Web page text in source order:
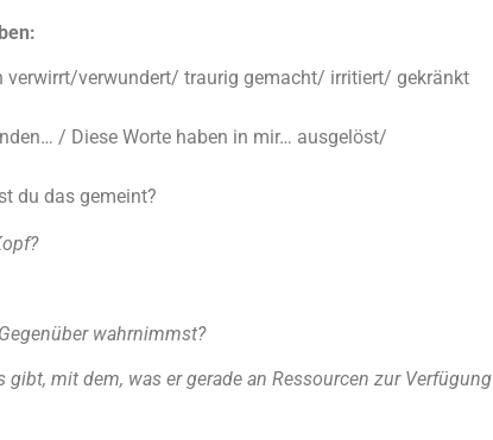
verwirrt/verwundert/ traurig gemacht/ irritiert/ gekränkt
/ Diese Worte haben in mir… ausgelöst/
du das gemeint?
wahrnimmst?
mit dem, was er gerade an Ressourcen zur Verfügung